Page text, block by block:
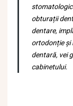
obturații
dentare,
ortodonție și
dentară, vei
cabinetului.